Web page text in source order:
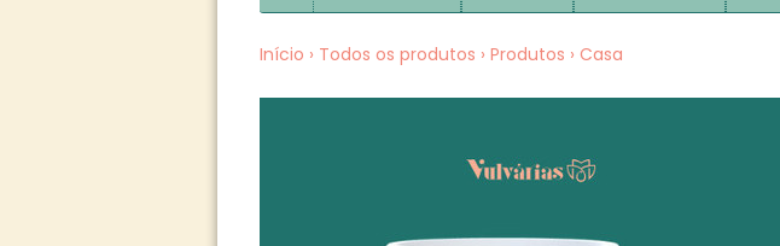
Início › Todos os produtos › Produtos › Casa